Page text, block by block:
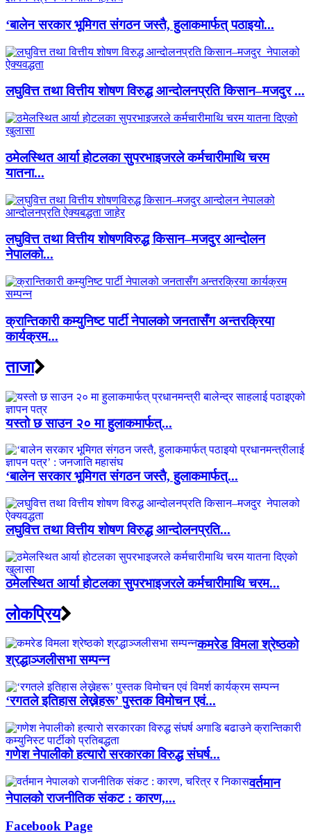
‘बालेन सरकार भूमिगत संगठन जस्तै, हुलाकमार्फत् पठाइयो...
लघुवित्त तथा वित्तीय शोषण विरुद्ध आन्दोलनप्रति किसान–मजदुर ...
ठमेलस्थित आर्या होटलका सुपरभाइजरले कर्मचारीमाथि चरम
यातना...
लघुवित्त तथा वित्तीय शोषणविरुद्ध किसान–मजदुर आन्दोलन
नेपालको...
क्रान्तिकारी कम्युनिष्ट पार्टी नेपालको जनतासँग अन्तरक्रिया
कार्यक्रम...
ताजा
यस्तो छ साउन २० मा हुलाकमार्फत्...
‘बालेन सरकार भूमिगत संगठन जस्तै, हुलाकमार्फत्...
लघुवित्त तथा वित्तीय शोषण विरुद्ध आन्दोलनप्रति...
ठमेलस्थित आर्या होटलका सुपरभाइजरले कर्मचारीमाथि चरम...
लाेकप्रिय
कमरेड विमला श्रेष्ठको
श्रद्धाञ्जलीसभा सम्पन्न
‘रगतले इतिहास लेख्नेहरू’ पुस्तक विमोचन एवं...
गणेश नेपालीको हत्यारो सरकारका विरुद्ध संघर्ष...
वर्तमान
नेपालको राजनीतिक संकट : कारण,...
Facebook Page